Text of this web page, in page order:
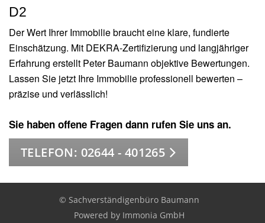
D2
Der Wert Ihrer Immobilie braucht eine klare, fundierte
Einschätzung. Mit DEKRA-Zertifizierung und langjähriger
Erfahrung erstellt Peter Baumann objektive Bewertungen.
Lassen Sie jetzt Ihre Immobilie professionell bewerten –
präzise und verlässlich!
Sie haben offene Fragen dann rufen Sie uns an.
TELEFON: 02644 - 401265
© Sachverständigenbüro Baumann
Powered by Immonia GmbH